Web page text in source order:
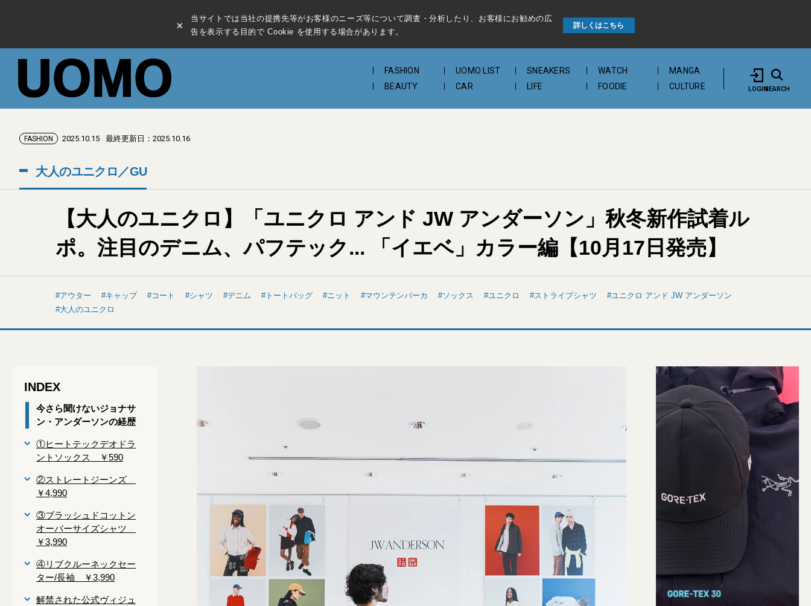
×
当サイトでは当社の提携先等がお客様のニーズ等について調査・分析したり、お客様にお勧めの広
告を表示する目的で Cookie を使用する場合があります。
詳しくはこちら
FASHION UOMO LIST SNEAKERS WATCH
MANGA
BEAUTY
CAR LIFE FOODIE CULTURE LOGINSEARCH
FASHION 2025.10.15 最終更新日：2025.10.16
大人のユニクロ／GU
【大人のユニクロ】「ユニクロ アンド JW アンダーソン」秋冬新作試着ル
ポ。注目のデニム、パフテック... 「イエベ」カラー編【10月17日発売】
アウター キャップ コート シャツ デニム トートバッグ ニット マウンテンパーカ ソックス ユニクロ ストライプシャツ
ユニクロ アンド JW アンダーソン
大人のユニクロ
INDEX
今さら聞けないジョナサ
ン・アンダーソンの経歴
①ヒートテックデオドラ
ントソックス ￥590
②ストレートジーンズ
￥4,990
③ブラッシュドコットン
オーバーサイズシャツ
￥3,990
④リブクルーネックセー
ター/長袖 ￥3,990
解禁された公式ヴィジュ